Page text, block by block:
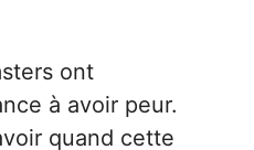
ont
à avoir peur.
quand cette